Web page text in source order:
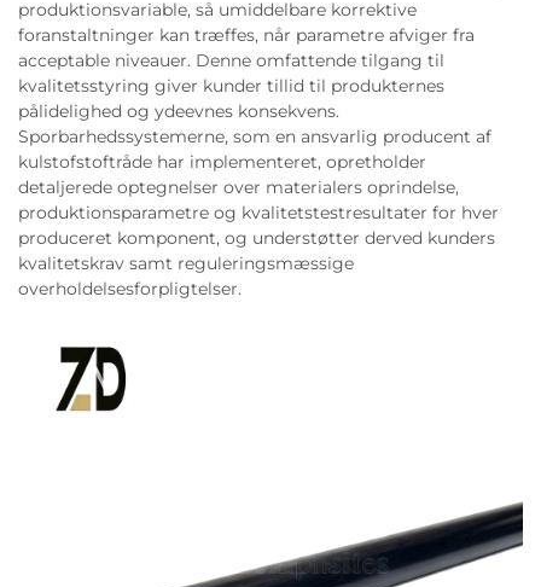
produktionsvariable, så umiddelbare korrektive
foranstaltninger kan træffes, når parametre afviger fra
acceptable niveauer. Denne omfattende tilgang til
kvalitetsstyring giver kunder tillid til produkternes
pålidelighed og ydeevnes konsekvens.
Sporbarhedssystemerne, som en ansvarlig producent af
kulstofstoftråde har implementeret, opretholder
detaljerede optegnelser over materialers oprindelse,
produktionsparametre og kvalitetstestresultater for hver
produceret komponent, og understøtter derved kunders
kvalitetskrav samt reguleringsmæssige
overholdelsesforpligtelser.